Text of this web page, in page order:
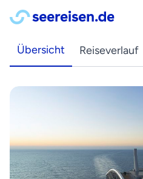
Übersicht Reiseverlauf